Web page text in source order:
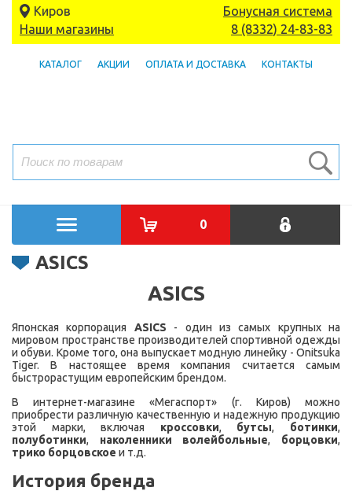
Киров
Наши магазины
Бонусная система
8 (8332) 24-83-83
КАТАЛОГ АКЦИИ ОПЛАТА И ДОСТАВКА КОНТАКТЫ
0
ASICS
ASICS
Японская корпорация ASICS - один из самых крупных на
мировом пространстве производителей спортивной одежды
и обуви. Кроме того, она выпускает модную линейку - Onitsuka
Tiger. В настоящее время компания считается самым
быстрорастущим европейским брендом.
В интернет-магазине «Мегаспорт» (г. Киров) можно
приобрести различную качественную и надежную продукцию
этой марки, включая кроссовки, бутсы, ботинки,
полуботинки, наколенники волейбольные, борцовки,
трико борцовское и т.д.
История бренда